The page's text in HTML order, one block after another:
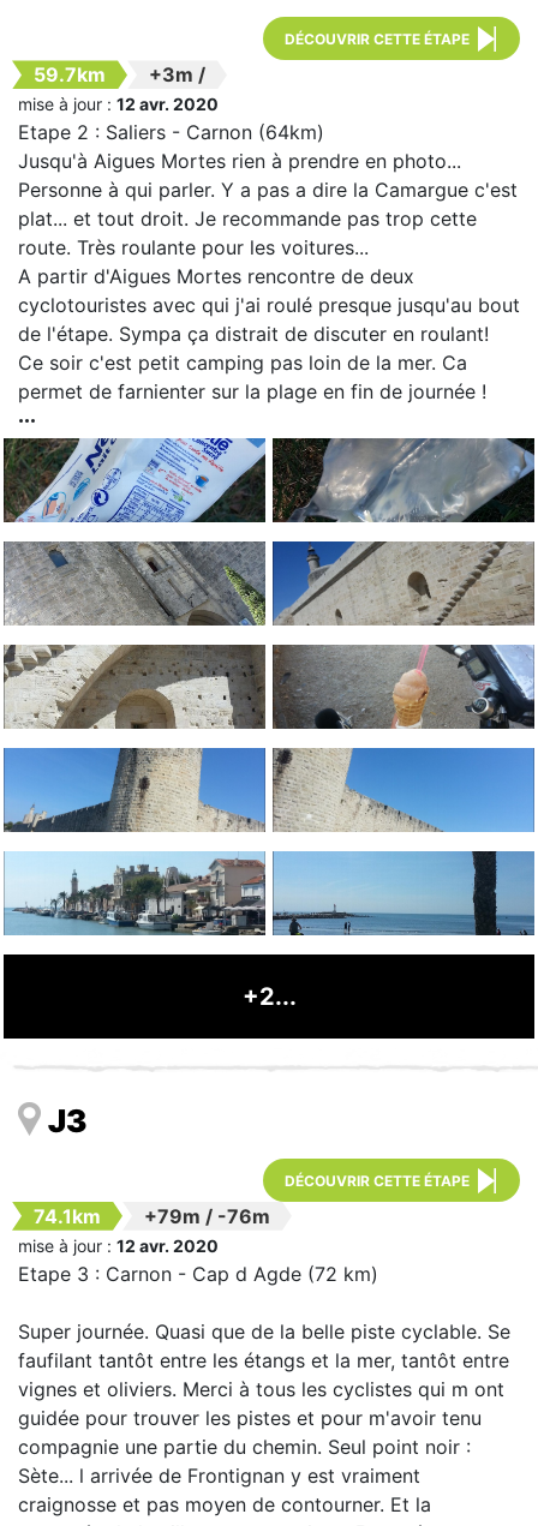
DÉCOUVRIR CETTE ÉTAPE
59.7km +3m /
mise à jour : 12 avr. 2020
Etape 2 : Saliers - Carnon (64km)
Jusqu'à Aigues Mortes rien à prendre en photo...
Personne à qui parler. Y a pas a dire la Camargue c'est
plat... et tout droit. Je recommande pas trop cette
route. Très roulante pour les voitures...
A partir d'Aigues Mortes rencontre de deux
cyclotouristes avec qui j'ai roulé presque jusqu'au bout
de l'étape. Sympa ça distrait de discuter en roulant!
Ce soir c'est petit camping pas loin de la mer. Ca
permet de farnienter sur la plage en fin de journée !
+2...
J3
DÉCOUVRIR CETTE ÉTAPE
74.1km +79m / -76m
mise à jour : 12 avr. 2020
Etape 3 : Carnon - Cap d Agde (72 km)
Super journée. Quasi que de la belle piste cyclable. Se
faufilant tantôt entre les étangs et la mer, tantôt entre
vignes et oliviers. Merci à tous les cyclistes qui m ont
guidée pour trouver les pistes et pour m'avoir tenu
compagnie une partie du chemin. Seul point noir :
Sète... l arrivée de Frontignan y est vraiment
craignosse et pas moyen de contourner. Et la